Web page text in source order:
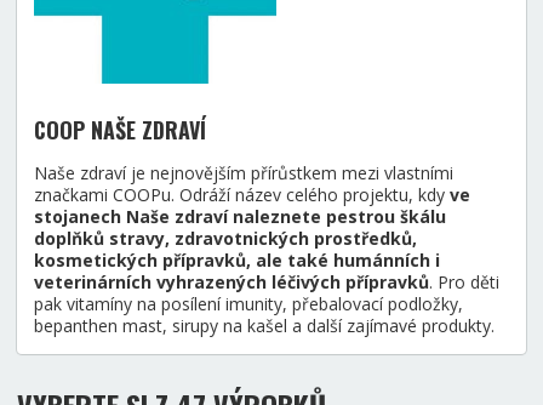
COOP NAŠE ZDRAVÍ
Naše zdraví je nejnovějším přírůstkem mezi vlastními
značkami COOPu. Odráží název celého projektu, kdy ve
stojanech Naše zdraví naleznete pestrou škálu
doplňků stravy, zdravotnických prostředků,
kosmetických přípravků, ale také humánních i
veterinárních vyhrazených léčivých přípravků. Pro děti
pak vitamíny na posílení imunity, přebalovací podložky,
bepanthen mast, sirupy na kašel a další zajímavé produkty.